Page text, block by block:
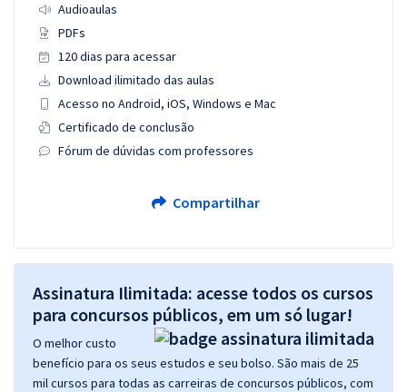
Audioaulas
PDFs
120 dias para acessar
Download ilimitado das aulas
Acesso no Android, iOS, Windows e Mac
Certificado de conclusão
Fórum de dúvidas com professores
Compartilhar
Assinatura Ilimitada: acesse todos os cursos
para concursos públicos, em um só lugar!
O melhor custo
benefício para os seus estudos e seu bolso. São mais de 25
mil cursos para todas as carreiras de concursos públicos, com